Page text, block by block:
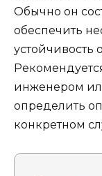
Обычно он
обеспечить
устойчивость
инженером
определить
конкретном